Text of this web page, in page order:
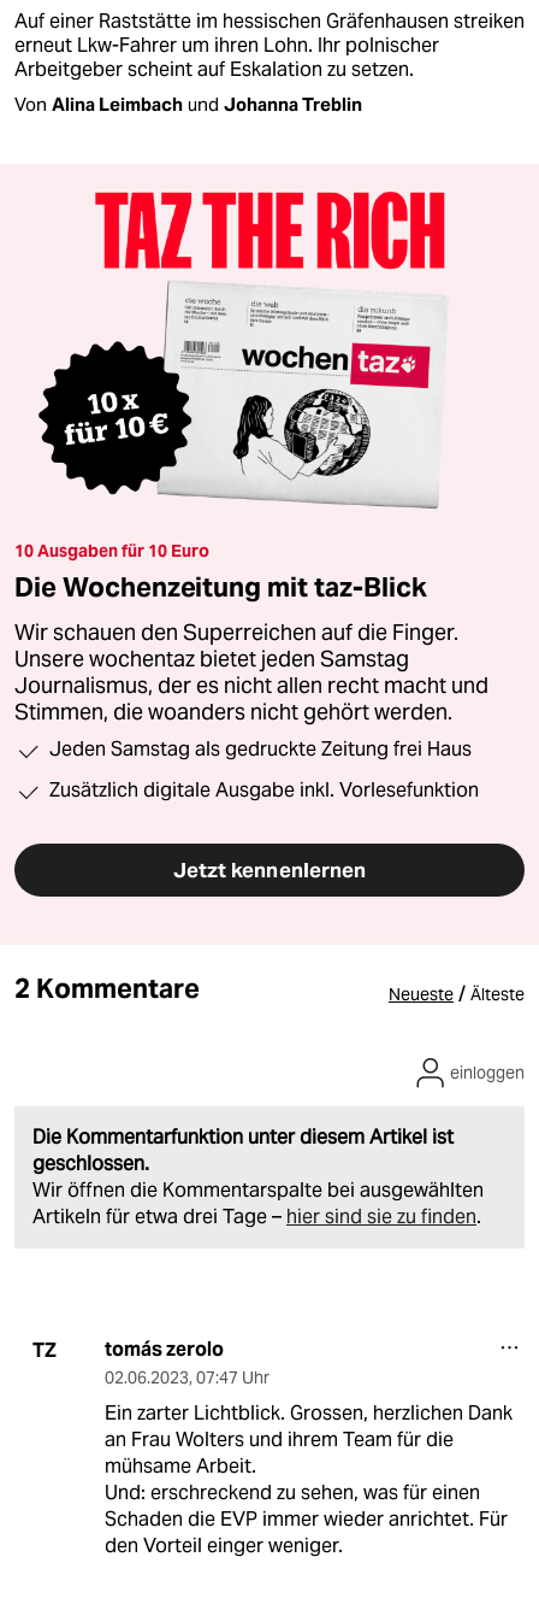
Auf einer Raststätte im hessischen Gräfenhausen streiken
erneut Lkw-Fahrer um ihren Lohn. Ihr polnischer
Arbeitgeber scheint auf Eskalation zu setzen.
Von Alina Leimbach und Johanna Treblin
10 Ausgaben für 10 Euro
Die Wochenzeitung mit taz-Blick
Wir schauen den Superreichen auf die Finger.
Unsere wochentaz bietet jeden Samstag
Journalismus, der es nicht allen recht macht und
Stimmen, die woanders nicht gehört werden.
Jeden Samstag als gedruckte Zeitung frei Haus
Zusätzlich digitale Ausgabe inkl. Vorlesefunktion
Jetzt kennenlernen
2 Kommentare Neueste / Älteste
Die Kommentarfunktion unter diesem Artikel ist
geschlossen.
Wir öffnen die Kommentarspalte bei ausgewählten
Artikeln für etwa drei Tage – hier sind sie zu finden.
einloggen
TZ tomás zerolo
02.06.2023, 07:47 Uhr
Ein zarter Lichtblick. Grossen, herzlichen Dank
an Frau Wolters und ihrem Team für die
mühsame Arbeit.
Und: erschreckend zu sehen, was für einen
Schaden die EVP immer wieder anrichtet. Für
den Vorteil einger weniger.